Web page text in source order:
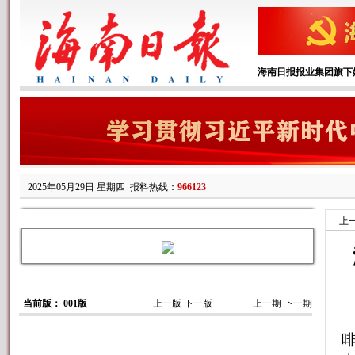
海南日报报业集团旗下
2025年05月29日 星期四 报料热线： 966123
当前版： 001版 上一版 下一版 上一期 下一期
上